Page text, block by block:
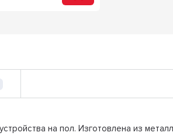
на пол. Изготовлена из